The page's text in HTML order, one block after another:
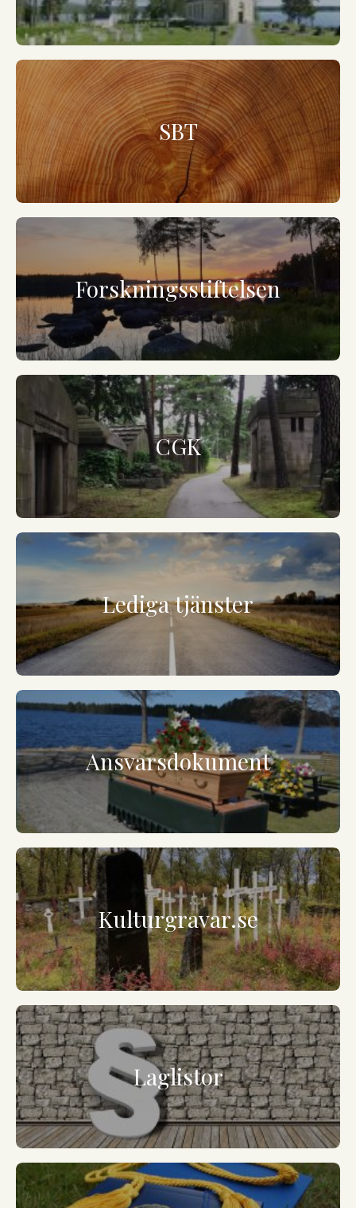
SBT
Forskningsstiftelsen
CGK
Lediga tjänster
Ansvarsdokument
Kulturgravar.se
Laglistor